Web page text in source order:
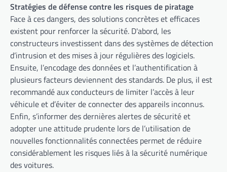
Stratégies de défense contre les risques de piratage
Face à ces dangers, des solutions concrètes et efficaces
existent pour renforcer la sécurité. D'abord, les
constructeurs investissent dans des systèmes de détection
d’intrusion et des mises à jour régulières des logiciels.
Ensuite, l’encodage des données et l’authentification à
plusieurs facteurs deviennent des standards. De plus, il est
recommandé aux conducteurs de limiter l’accès à leur
véhicule et d’éviter de connecter des appareils inconnus.
Enfin, s’informer des dernières alertes de sécurité et
adopter une attitude prudente lors de l’utilisation de
nouvelles fonctionnalités connectées permet de réduire
considérablement les risques liés à la sécurité numérique
des voitures.